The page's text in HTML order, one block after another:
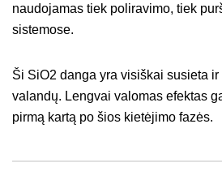
naudojamas tiek poliravimo, tiek
sistemose.
Ši SiO2 danga yra visiškai susieta
valandų. Lengvai valomas efektas
pirmą kartą po šios kietėjimo fazės.